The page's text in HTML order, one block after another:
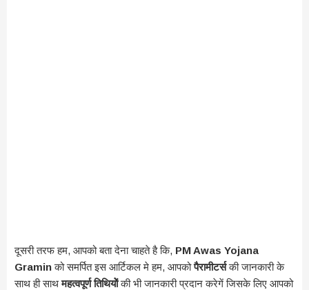
दूसरी तरफ हम, आपको बता देना चाहते है कि, PM Awas Yojana
Graminको समर्पित इस आर्टिकल मे हम, आपकोपैरामीटर्सकी जानकारी के
साथ ही साथमहत्वपूर्ण तिथियोेंकी भी जानकारी प्रदान करेगें जिसके लिए आपको